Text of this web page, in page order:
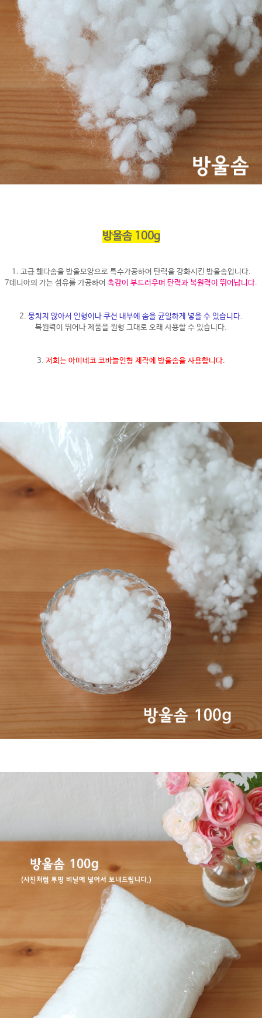
방울솜100g
1. 고급 훼다솜을 방울모양으로 특수가공하여 탄력을 강화시킨 방울솜입니다.
7데니아의 가는 섬유를 가공하여 촉감이 부드러우며 탄력과 복원력이 뛰어납니다.
2. 뭉치지 않아서 인형이나 쿠션 내부에 솜을 균일하게 넣을 수 있습니다.
복원력이 뛰어나 제품을 원형 그대로 오래 사용할 수 있습니다.
3. 저희는 아미네코 코바늘인형 제작에 방울솜을 사용합니다.